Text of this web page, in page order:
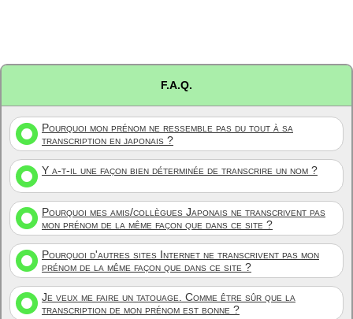
F.A.Q.
Pourquoi mon prénom ne ressemble pas du tout à sa
transcription en japonais ?
Y a-t-il une façon bien déterminée de transcrire un nom ?
Pourquoi mes amis/collègues Japonais ne transcrivent pas
mon prénom de la même façon que dans ce site ?
Pourquoi d'autres sites Internet ne transcrivent pas mon
prénom de la même façon que dans ce site ?
Je veux me faire un tatouage. Comme être sûr que la
transcription de mon prénom est bonne ?